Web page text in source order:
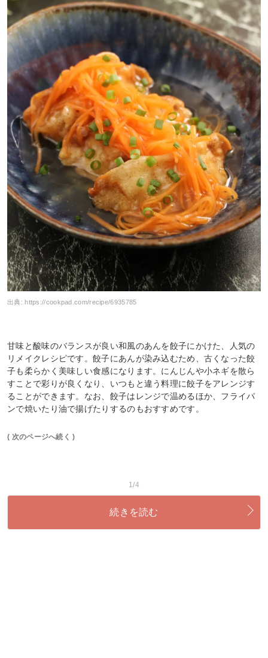
出典:https://cookpad.com/recipe/6935785
甘味と酸味のバランスが良い和風のあんを餃子にかけた、人気の
リメイクレシピです。餃子にあんが染み込むため、古くなった餃
子も柔らかく美味しい食感になります。にんじんや小ネギを散ら
すことで彩りが良くなり、いつもと違う料理に餃子をアレンジす
ることができます。なお、餃子はレンジで温めるほか、フライパ
ンで焼いたり油で揚げたりするのもおすすめです。
( 次のページへ続く )
1/4
続きを読む